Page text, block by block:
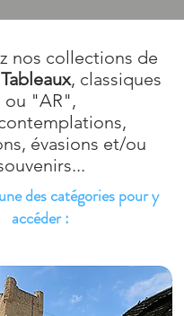
nos collections de
, classiques
ou "AR",
évasions et/ou
des catégories pour y
accéder :